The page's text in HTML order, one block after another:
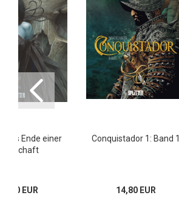
Das Ende einer
EUR
Conquistador 1: Band 1
14,80 EUR